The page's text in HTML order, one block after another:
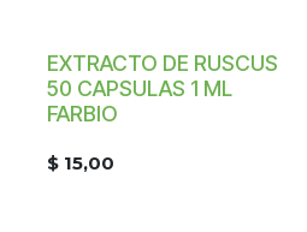
EXTRACTO DE RUSCUS
50 CAPSULAS 1 ML
FARBIO
$ 15,00